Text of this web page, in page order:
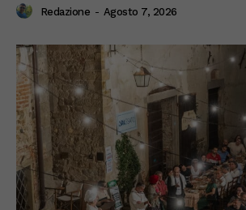
Redazione - Agosto 7, 2026